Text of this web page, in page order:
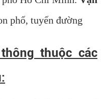
phố, tuyến đường
thuộc các